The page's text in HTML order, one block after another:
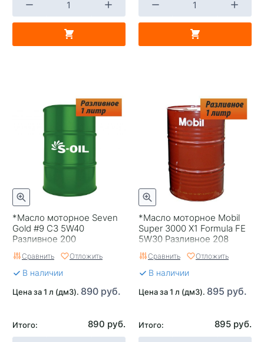
*Масло моторное Seven
Gold #9 C3 5W40
Разливное 200
Сравнить Отложить
В наличии
Цена за 1 л (дм3). 890 руб.
Итого: 890 руб.
*Масло моторное Mobil
Super 3000 X1 Formula FE
5W30 Разливное 208
Сравнить Отложить
В наличии
Цена за 1 л (дм3). 895 руб.
Итого: 895 руб.